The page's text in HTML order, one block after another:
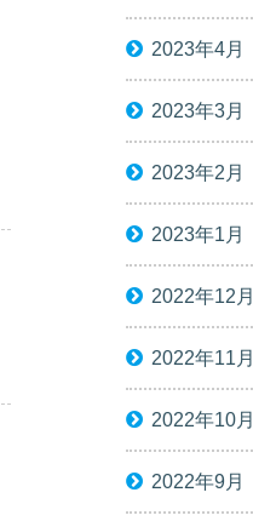
2023年4月
2023年3月
2023年2月
2023年1月
2022年12月
2022年11月
2022年10月
2022年9月